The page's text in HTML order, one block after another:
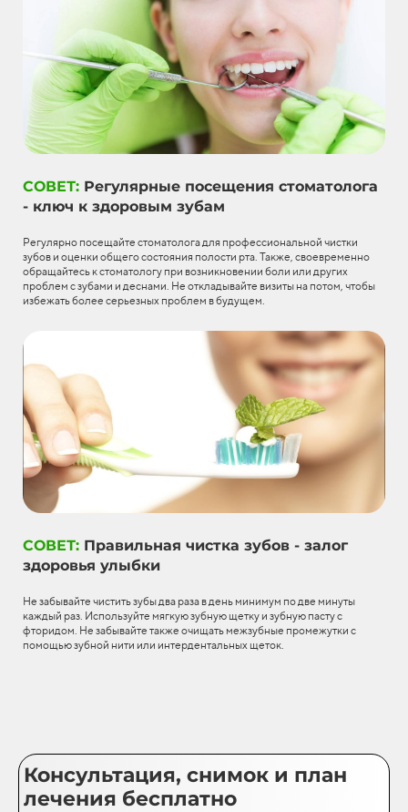
СОВЕТ: Регулярные посещения стоматолога
- ключ к здоровым зубам
Регулярно посещайте стоматолога для профессиональной чистки
зубов и оценки общего состояния полости рта. Также, своевременно
обращайтесь к стоматологу при возникновении боли или других
проблем с зубами и деснами. Не откладывайте визиты на потом, чтобы
избежать более серьезных проблем в будущем.
СОВЕТ: Правильная чистка зубов - залог
здоровья улыбки
Не забывайте чистить зубы два раза в день минимум по две минуты
каждый раз. Используйте мягкую зубную щетку и зубную пасту с
фторидом. Не забывайте также очищать межзубные промежутки с
помощью зубной нити или интердентальных щеток.
Консультация, снимок и план
лечения бесплатно